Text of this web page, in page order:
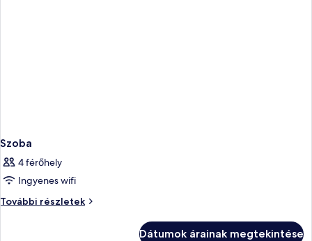
Szoba
4 férőhely
Ingyenes wifi
További részletek
Szoba
Dátumok árainak megtekintése